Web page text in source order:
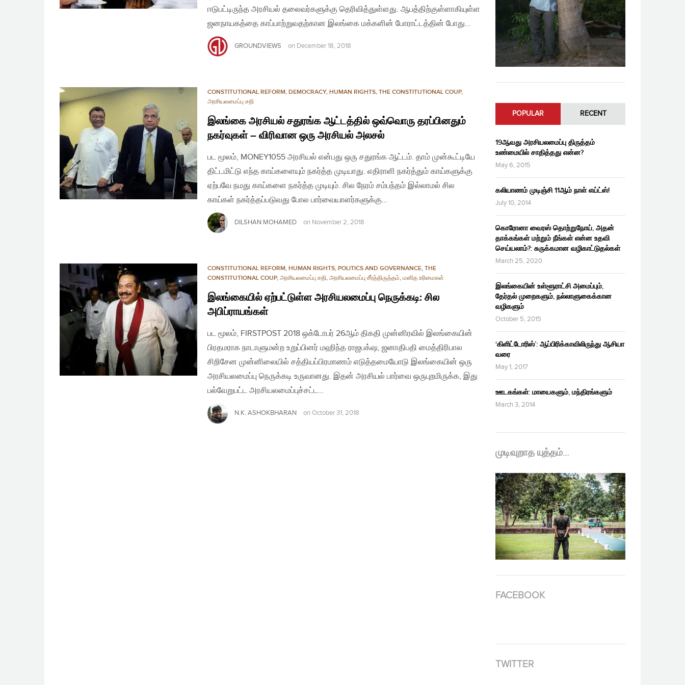
ஈடுபட்டிருந்த அரசியல் தலைவர்களுக்கு தெரிவித்துள்ளது. ஆபத்திற்குள்ளாகியுள்ள
ஜனநாயகத்தை காப்பாற்றுவதற்கான இலங்கை மக்களின் போராட்டத்தின் போது…
GROUNDVIEWS on December 18, 2018
CONSTITUTIONAL REFORM, DEMOCRACY, HUMAN RIGHTS, THE CONSTITUTIONAL COUP,
அரசியலமைப்பு சதி
இலங்கை அரசியல் சதுரங்க ஆட்டத்தில் ஒவ்வொரு தரப்பினதும்
நகர்வுகள் – விரிவான ஒரு அரசியல் அலசல்
பட மூலம், MONEY1055 அரசியல் என்பது ஒரு சதுரங்க ஆட்டம். தாம் முன்கூட்டியே
திட்டமிட்டு எந்த காய்களையும் நகர்த்த முடியாது. எதிராளி நகர்த்தும் காய்களுக்கு
ஏற்பவே நமது காய்களை நகர்த்த முடியும். சில நேரம் சம்பந்தம் இல்லாமல் சில
காய்கள் நகர்த்தப்படுவது போல பார்வையாளர்களுக்கு…
DILSHAN MOHAMED on November 2, 2018
CONSTITUTIONAL REFORM, HUMAN RIGHTS, POLITICS AND GOVERNANCE, THE
CONSTITUTIONAL COUP, அரசியலமைப்பு சதி, அரசியலமைப்பு சீர்த்திருத்தம், மனித உரிமைகள்
இலங்கையில் ஏற்பட்டுள்ள அரசியலமைப்பு நெருக்கடி: சில
அபிப்ராயங்கள்
பட மூலம், FIRSTPOST 2018 ஒக்டோபர் 26ஆம் திகதி முன்னிரவில் இலங்கையின்
பிரதமராக நாடாளுமன்ற உறுப்பினர் மஹிந்த ராஜபக்‌ஷ, ஜனாதிபதி மைத்திரிபால
சிறிசேன முன்னிலையில் சத்தியப்பிரமாணம் எடுத்தமையோடு இலங்கையின் ஒரு
அரசியலமைப்பு நெருக்கடி உருவானது. இதன் அரசியல் பார்வை ஒருபுறமிருக்க, இது
பல்வேறுபட்ட அரசியலமைப்புச்சட்ட…
N.K. ASHOKBHARAN on October 31, 2018
POPULAR RECENT
19ஆவது அரசியலமைப்பு திருத்தம்
உண்மையில் சாதித்தது என்ன?
May 6, 2015
கலியாணம் முடிஞ்சி 11ஆம் நாள் எய்ட்ஸ்!
July 10, 2014
கொரோனா வைரஸ் தொற்றுநோய், அதன்
தாக்கங்கள் மற்றும் நீங்கள் என்ன உதவி
செய்யலாம்?: சுருக்கமான வழிகாட்டுதல்கள்
March 25, 2020
இலங்கையின் உள்ளூராட்சி அமைப்பும்,
தேர்தல் முறைகளும், நல்லாளுகைக்கான
வழிகளும்
October 5, 2015
‘கிளிட்டோரிஸ்’: ஆப்பிரிக்காவிலிருந்து ஆசியா
வரை
May 1, 2017
ஊடகங்கள்: மாயைகளும், மந்திரங்களும்
March 3, 2014
முடிவுறாத யுத்தம்…
FACEBOOK
TWITTER